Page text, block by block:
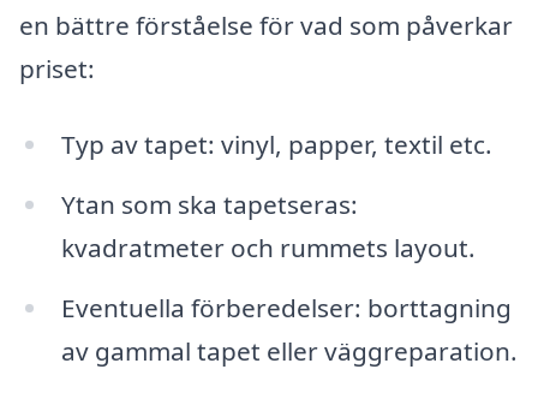
en bättre förståelse för vad som påverkar
priset:
Typ av tapet: vinyl, papper, textil etc.
Ytan som ska tapetseras:
kvadratmeter och rummets layout.
Eventuella förberedelser: borttagning
av gammal tapet eller väggreparation.